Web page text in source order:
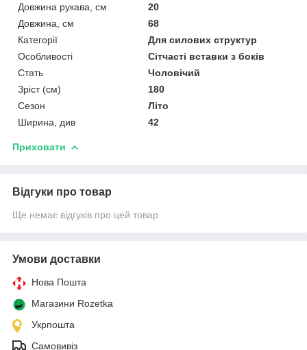
Довжина рукава, см
20
Довжина, см
68
Категорії
Для силових структур
Особливості
Сітчасті вставки з боків
Стать
Чоловічий
Зріст (см)
180
Сезон
Літо
Ширина, див
42
Приховати
Відгуки про товар
Ще немає відгуків про цей товар
Умови доставки
Нова Пошта
Магазини Rozetka
Укрпошта
Самовивіз